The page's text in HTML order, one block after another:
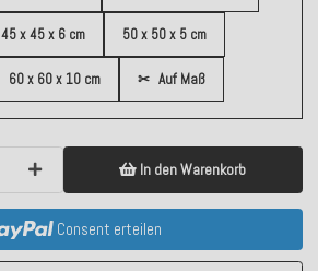
45 x 45 x 6 cm 50 x 50 x 5 cm
60 x 60 x 10 cm ✂ Auf Maß
In den Warenkorb
Consent erteilen